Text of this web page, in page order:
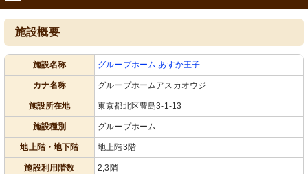
明るい共有スペースで利用者がくつろ
ぐ姿が見受けられます。ゆったりとし
た時間の流れを感じさせる環境です。
明るく清潔な空間で、快適な日々を過
ごせる居室です。必要な備品が整って
おり、居心地の良さを感じられます。
施設概要
施設名称 グループホーム あすか王子
カナ名称 グループホームアスカオウジ
施設所在地 東京都北区豊島3-1-13
施設種別 グループホーム
地上階・地下階 地上階3階
施設利用階数 2,3階